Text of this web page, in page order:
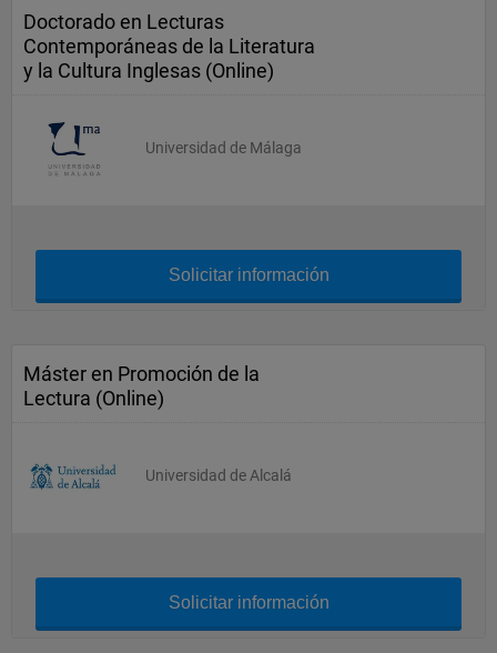
Doctorado en Lecturas
Contemporáneas de la Literatura
y la Cultura Inglesas (Online)
Universidad de Málaga
Solicitar información
Máster en Promoción de la
Lectura (Online)
Universidad de Alcalá
Solicitar información